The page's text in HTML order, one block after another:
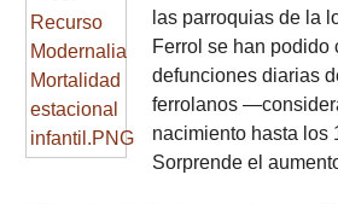
las parroquias de la
Ferrol se han podido
defunciones diarias
ferrolanos
nacimiento hasta
Sorprende el